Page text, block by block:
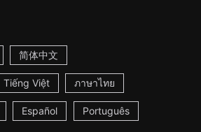
简体中文
Tiếng Việt ภาษาไทย
Español Português